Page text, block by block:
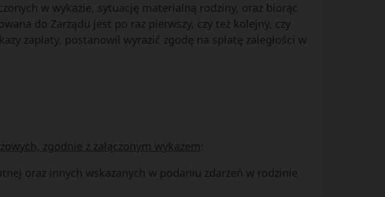
w wykazie, sytuację materialną rodziny, oraz biorąc
do Zarządu jest po raz pierwszy, czy też kolejny, czy
zapłaty, postanowił wyrazić zgodę na spłatę zaległości w
zgodnie z załączonym wykazem:
oraz innych wskazanych w podaniu zdarzeń w rodzinie